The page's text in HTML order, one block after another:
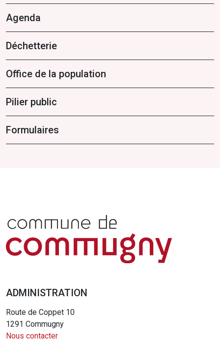
Agenda
Déchetterie
Office de la population
Pilier public
Formulaires
ADMINISTRATION
Route de Coppet 10
1291 Commugny
Nous contacter